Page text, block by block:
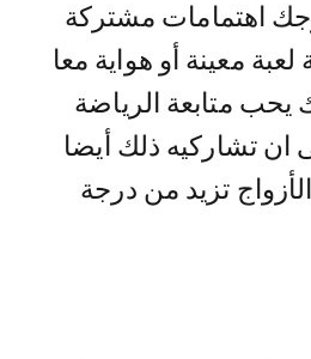
اهتمامات مشتركة
معينة أو هواية معا
يحب متابعة الرياضة
ان تشاركيه ذلك أيضا
تزيد من درجة